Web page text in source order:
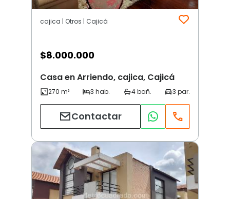
cajica | Otros | Cajicá
$8.000.000
Casa en Arriendo, cajica, Cajicá
Contactar